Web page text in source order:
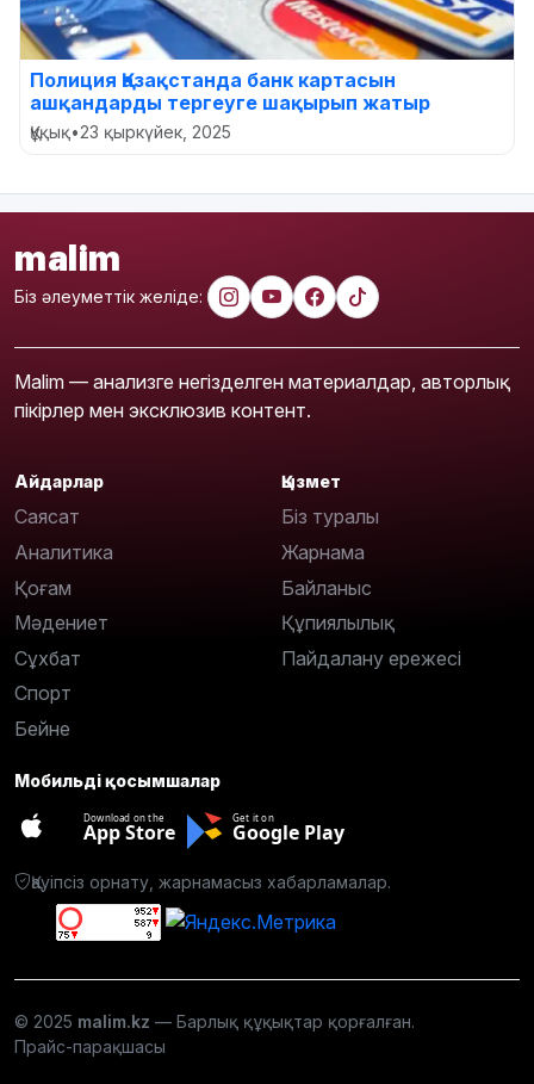
Полиция Қазақстанда банк картасын
ашқандарды тергеуге шақырып жатыр
Құқық•23 қыркүйек, 2025
malim
Біз әлеуметтік желіде:
Malim — анализге негізделген материалдар, авторлық
пікірлер мен эксклюзив контент.
Айдарлар
Саясат
Аналитика
Қоғам
Мәдениет
Сұхбат
Спорт
Бейне
Қызмет
Біз туралы
Жарнама
Байланыс
Құпиялылық
Пайдалану ережесі
Мобильді қосымшалар
Download on the
App Store
Get it on
Google Play
Қауіпсіз орнату, жарнамасыз хабарламалар.
© 2025 malim.kz — Барлық құқықтар қорғалған.
Прайс-парақшасы